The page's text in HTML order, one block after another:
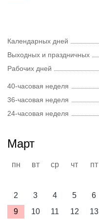
Календарных дней
Выходных и праздничных
Рабочих дней
40-часовая неделя
36-часовая неделя
24-часовая неделя
Март
пн вт ср чт пт
2
3 4 5 6
9
10 11 12 13